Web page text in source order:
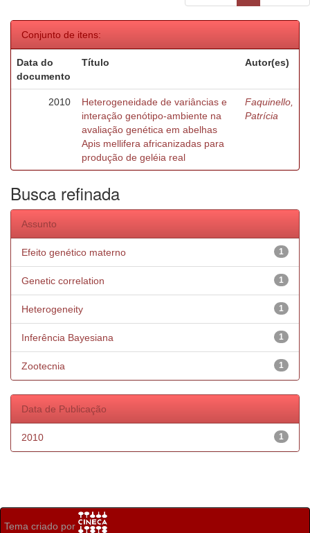
Conjunto de itens:
Data do
documento
Título Autor(es)
2010
Heterogeneidade de variâncias e
interação genótipo-ambiente na
avaliação genética em abelhas
Apis mellifera africanizadas para
produção de geléia real
Faquinello,
Patrícia
Busca refinada
Assunto
1
Efeito genético materno
1
Genetic correlation
1
Heterogeneity
1
Inferência Bayesiana
1
Zootecnia
Data de Publicação
1
2010
Tema criado por